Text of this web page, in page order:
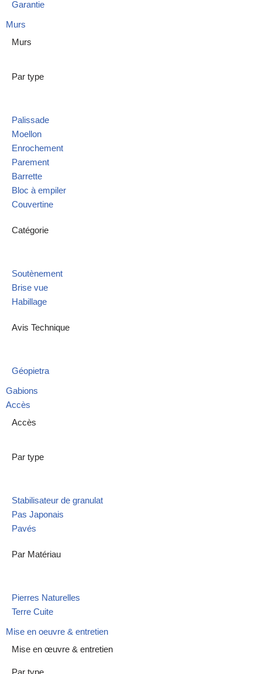
Garantie
Murs
Murs
Par type
Palissade
Moellon
Enrochement
Parement
Barrette
Bloc à empiler
Couvertine
Catégorie
Soutènement
Brise vue
Habillage
Avis Technique
Géopietra
Gabions
Accès
Accès
Par type
Stabilisateur de granulat
Pas Japonais
Pavés
Par Matériau
Pierres Naturelles
Terre Cuite
Mise en oeuvre & entretien
Mise en œuvre & entretien
Par type